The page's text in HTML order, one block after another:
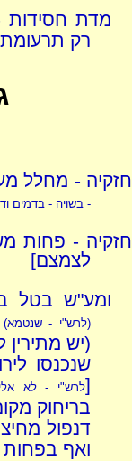
מדת חסידות
רק תרעומת
חזקיה - מחלל
- בשויה - בדמים
חזקיה - פחות
לצמצם]
ומע"ש בטל
(לרש"י - שנטמא)
(יש
שנכנסו
[לרש"י - לא
בריחוק
דנפול
ואף